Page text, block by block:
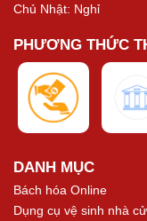
Chủ Nhật: Nghỉ
PHƯƠNG THỨC
DANH MỤC
Bách hóa Online
Dụng cụ vệ sinh nhà